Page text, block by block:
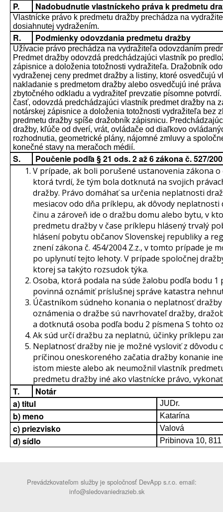
P.
Nadobudnutie vlastníckeho práva k predmetu
Vlastnícke právo k predmetu dražby prechádza na
dosiahnutej vydražením.
R. Podmienky odovzdania predmetu dražby
Užívacie právo prechádza na vydražiteľa odovzdaním
Predmet dražby odovzdá predchádzajúci vlastník po
zápisnice a doloženia totožnosti vydražiteľa. Dražobník
vydraženej ceny predmet dražby a listiny, ktoré osvedčujú
nakladanie s predmetom dražby alebo osvedčujú iné
zbytočného odkladu a vydražiteľ prevzatie písomne
časť, odovzdá predchádzajúci vlastník predmet dražby na
notárskej zápisnice a doloženia totožnosti vydražiteľa bez
predmetu dražby spíše dražobník zápisnicu.
dražby, kľúče od dverí, vrát, ovládače od diaľkovo
rozhodnutia, geometrické plány, nájomné zmluvy a
konečné stavy na meračoch médií.
S. Poučenie podľa § 21 ods. 2 až 6 zákona č. 527/
V prípade, ak boli porušené ustanovenia zákona
ktorá tvrdí, že tým bola dotknutá na svojich
dražby. Právo domáhať sa určenia neplatnosti
mesiacov odo dňa príklepu, ak dôvody
činu a zároveň ide o dražbu domu alebo bytu, v
predmetu dražby v čase príklepu hlásený trvalý
hlásení pobytu občanov Slovenskej republiky a
znení zákona č. 454/2004 Z.z., v tomto prípade je
po uplynutí tejto lehoty. V prípade spoločnej
ktorej sa takýto rozsudok týka.
Osoba, ktorá podala na súde žalobu podľa bodu
povinná oznámiť príslušnej správe katastra
Účastníkom súdneho konania o neplatnosť
oznámenia o dražbe sú navrhovateľ dražby,
a dotknutá osoba podľa bodu 2 písmena S tohto
Ak súd určí dražbu za neplatnú, účinky príklepu
Neplatnosť dražby nie je možné vysloviť z
príčinou oneskoreného začatia dražby konanie
istom mieste alebo ak neumožnil vlastník
predmetu dražby iné ako vlastnícke právo,
T.
Notár
a) titul
JUDr.
b) meno Katarína
c) priezvisko Valová
d) sídlo Pribinova 10,
Prevádzkovateľom služby je spoločnosť DevApp s.r.o. email:
info@sledovaniedrazieb.sk